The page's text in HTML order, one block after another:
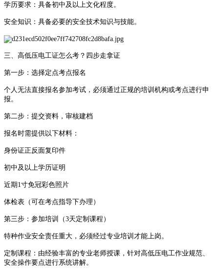
学历要求：具备初中及以上文化程度。
安全知识：具备必要的安全技术知识与技能。
三、高低压电工证怎么考？四步走拿证
第一步：选择定点考点报名
个人无法直接报名参加考试，必须通过正规的培训机构或考点进行申
报。
第二步：提交资料，审核建档
报名时需提供以下材料：
身份证正反面复印件
初中及以上学历证明
近期1寸免冠彩色照片
体检表（可在考点指导下办理）
第三步：参加培训（3天定制课程）
特种作业安全责任重大，必须经过专业培训才能上岗。
定制课程：由经验丰富的专业老师授课，针对高低压电工作业规范、
安全操作要点进行系统讲解。